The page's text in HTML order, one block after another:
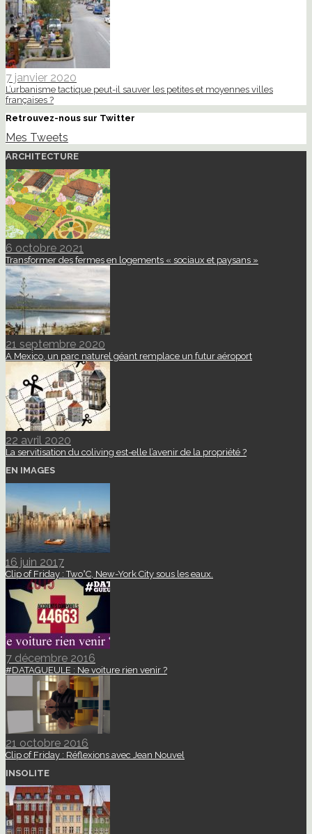
7 janvier 2020
L’urbanisme tactique peut-il sauver les petites et moyennes villes
françaises ?
Retrouvez-nous sur Twitter
Mes Tweets
ARCHITECTURE
6 octobre 2021
Transformer des fermes en logements « sociaux et paysans »
21 septembre 2020
A Mexico, un parc naturel géant remplace un futur aéroport
22 avril 2020
La servitisation du coliving est-elle l’avenir de la propriété ?
EN IMAGES
16 juin 2017
Clip of Friday : Two°C, New-York City sous les eaux.
7 décembre 2016
#DATAGUEULE : Ne voiture rien venir ?
21 octobre 2016
Clip of Friday : Réflexions avec Jean Nouvel
INSOLITE